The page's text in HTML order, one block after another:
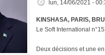
lun, 14/06/2021 -
KINSHASA, PARIS,
Le Soft International
Deux décisions et une